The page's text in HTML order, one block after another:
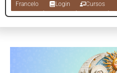
Francelo Login Cursos